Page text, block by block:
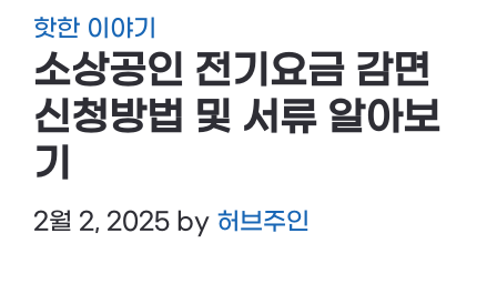
핫한 이야기
소상공인 전기요금 감면
신청방법 및 서류 알아보
기
2월 2, 2025 by 허브주인